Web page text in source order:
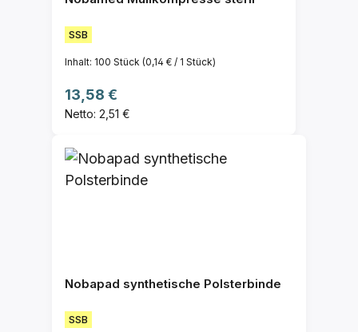
SSB
Inhalt: 100 Stück (0,14 € / 1 Stück)
Regulärer Preis:
13,58 €
Netto: 2,51 €
Nobapad synthetische Polsterbinde
SSB